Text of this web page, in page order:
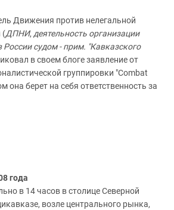
Движения против нелегальной
(ДПНИ, деятельность организации
России судом - прим. "Кавказского
в своем блоге заявление от
группировки "Combat
она берет на себя ответственность за
года
в 14 часов в столице Северной
возле центрального рынка,